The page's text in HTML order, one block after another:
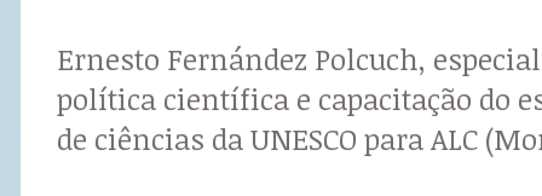
Ernesto Fernández Polcuch,
política científica e capacitação do
de ciências da UNESCO para ALC